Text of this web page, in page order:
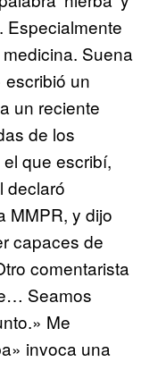
Especialmente
Suena
escribió un
un reciente
de los
que escribí,
declaró
MMPR, y dijo
capaces de
comentarista
Seamos
Me
invoca una